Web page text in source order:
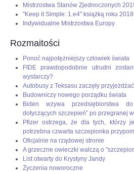
Mistrzostwa Stanów Zjednoczonych
"Keep it Simple: 1.e4" książką roku 2018
Indywidualne Mistrzostwa Europy
Rozmaitości
Ponoć najpotężniejszy człowiek świata
FIDE prawdopodobnie utrudni
wystarczy?
Autobusy z Teksasu zaczęły
Budowniczy nowego porządku świata
Biden wzywa przedsiębiorstwa
dotyczących szczepień” po przegranej
Pfizer ostrzega, że dla tych, którzy
potrzebna czwarta szczepionka
Oficjalnie na rządowej stronie
A grzeczne owieczki walczą o
List otwarty do Krystyny Jandy
Życzenia noworoczne